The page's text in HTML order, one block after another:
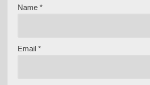
Name *
Email *